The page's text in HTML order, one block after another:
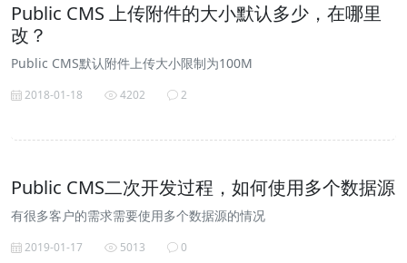
Public CMS 上传附件的大小默认多少，在哪里
改？
Public CMS默认附件上传大小限制为100M
2018-01-18 4202 2
Public CMS二次开发过程，如何使用多个数据源
有很多客户的需求需要使用多个数据源的情况
2019-01-17 5013 0